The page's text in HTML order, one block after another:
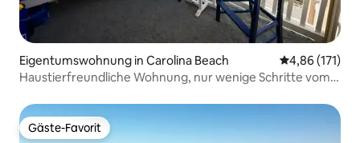
Eigentumswohnung in Carolina Beach
4,86 (171)
Haustierfreundliche Wohnung, nur wenige Schritte vom
Gäste-Favorit
Gäste-Favorit